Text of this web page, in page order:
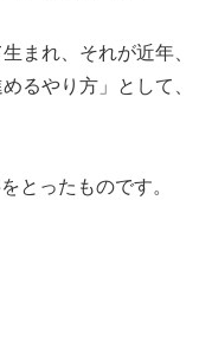
まれ、それが近年、
るやり方」として、
とったものです。